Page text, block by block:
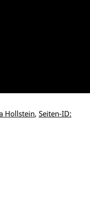
Hollstein, Seiten-ID: